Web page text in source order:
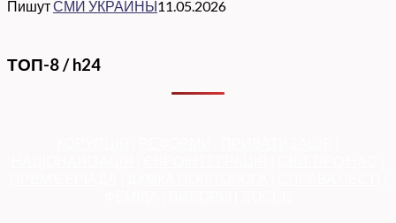
ПишутСМИ УКРАИНЫ11.05.2026
ТОП-8 / h24